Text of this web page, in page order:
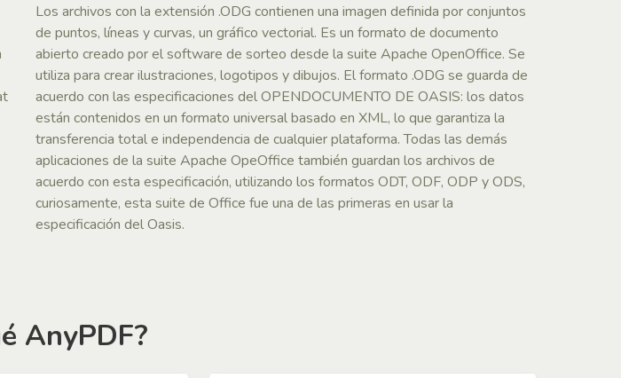
Los archivos con la extensión .ODG contienen una imagen definida por conjuntos
de puntos, líneas y curvas, un gráfico vectorial. Es un formato de documento
abierto creado por el software de sorteo desde la suite Apache OpenOffice. Se
utiliza para crear ilustraciones, logotipos y dibujos. El formato .ODG se guarda de
acuerdo con las especificaciones del OPENDOCUMENTO DE OASIS: los datos
están contenidos en un formato universal basado en XML, lo que garantiza la
transferencia total e independencia de cualquier plataforma. Todas las demás
aplicaciones de la suite Apache OpeOffice también guardan los archivos de
acuerdo con esta especificación, utilizando los formatos ODT, ODF, ODP y ODS,
curiosamente, esta suite de Office fue una de las primeras en usar la
especificación del Oasis.
AnyPDF?